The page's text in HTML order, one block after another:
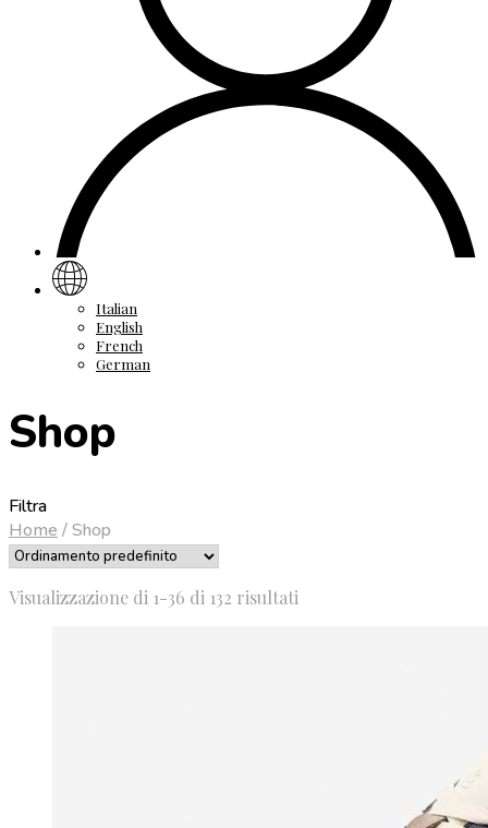
Italian
English
French
German
Shop
Filtra
Home /Shop
Visualizzazione di 1-36 di 132 risultati